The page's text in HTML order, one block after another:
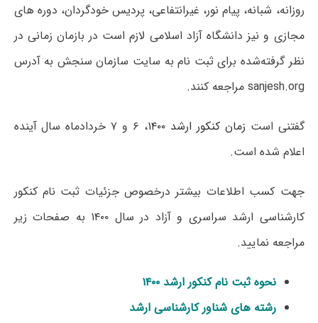
روزانه، شبانه، پیام نور، غیرانتفاعی، پردیس خودگردان، دوره های
مجازی و نیز دانشگاه آزاد اسلامی لازم است در بازمان زمانی در
نظر گرفته‌شده برای ثبت نام به سایت سازمان سنجش به آدرس
sanjesh.org مراجعه کنند.
گفتنی است زمان کنکور ارشد ۱۴۰۰
، ۶ و ۷ خردادماه سال آینده
اعلام شده است.
جهت کسب اطلاعات بیشتر درخصوص جزئیات ثبت نام کنکور
کارشناسی ارشد سراسری و آزاد در سال ۱۴۰۰ به صفحات زیر
مراجعه نمایید.
نحوه ثبت نام کنکور ارشد ۱۴۰۰
رشته های شناور کارشناسی ارشد